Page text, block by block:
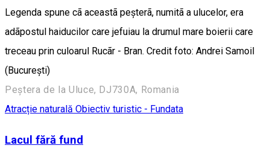
Legenda spune cã aceastã peșterã, numitã a ulucelor, era
adãpostul haiducilor care jefuiau la drumul mare boierii care
treceau prin culoarul Rucãr - Bran. Credit foto: Andrei Samoil
(București)
Peștera de la Uluce, DJ730A, Romania
Atracție naturală Obiectiv turistic - Fundata
Lacul fără fund